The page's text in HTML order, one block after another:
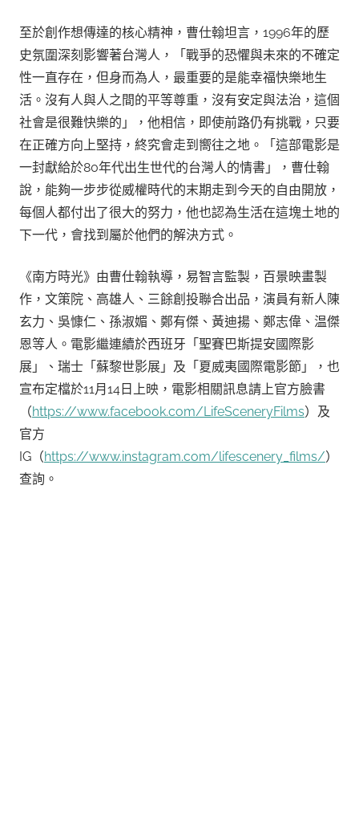
至於創作想傳達的核心精神，曹仕翰坦言，1996年的歷
史氛圍深刻影響著台灣人，「戰爭的恐懼與未來的不確定
性一直存在，但身而為人，最重要的是能幸福快樂地生
活。沒有人與人之間的平等尊重，沒有安定與法治，這個
社會是很難快樂的」，他相信，即使前路仍有挑戰，只要
在正確方向上堅持，終究會走到嚮往之地。「這部電影是
一封獻給於80年代出生世代的台灣人的情書」，曹仕翰
說，能夠一步步從威權時代的末期走到今天的自由開放，
每個人都付出了很大的努力，他也認為生活在這塊土地的
下一代，會找到屬於他們的解決方式。
《南方時光》由曹仕翰執導，易智言監製，百景映畫製
作，文策院、高雄人、三餘創投聯合出品，演員有新人陳
玄力、吳慷仁、孫淑媚、鄭有傑、黃迪揚、鄭志偉、温傑
恩等人。電影繼連續於西班牙「聖賽巴斯提安國際影
展」、瑞士「蘇黎世影展」及「夏威夷國際電影節」，也
宣布定檔於11月14日上映，電影相關訊息請上官方臉書
（https://www.facebook.com/LifeSceneryFilms）及
官方
IG（https://www.instagram.com/lifescenery_films/）
查詢。